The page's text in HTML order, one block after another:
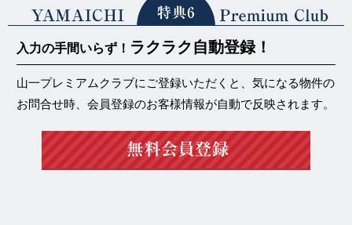
入力の手間いらず！ ラクラク自動登録！
山一プレミアムクラブにご登録いただくと、気になる物件の
お問合せ時、会員登録のお客様情報が自動で反映されます。